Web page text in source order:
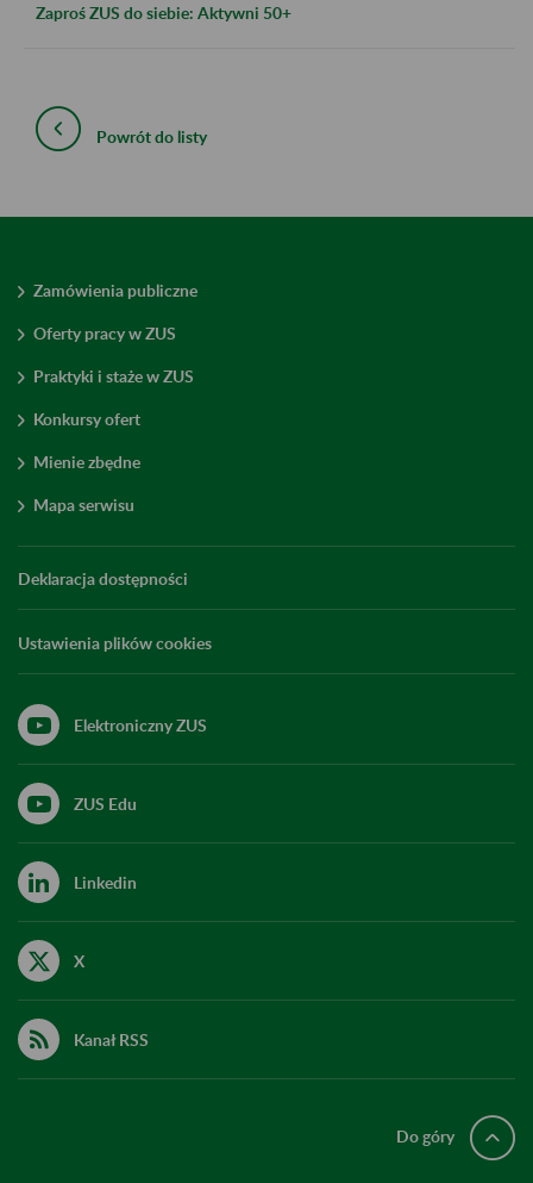
Zaproś ZUS do siebie: Aktywni 50+
Powrót do listy
Zamówienia publiczne
Oferty pracy w ZUS
Praktyki i staże w ZUS
Konkursy ofert
Mienie zbędne
Mapa serwisu
Deklaracja dostępności
Ustawienia plików cookies
Elektroniczny ZUS
ZUS Edu
Linkedin
X
Kanał RSS
Do góry